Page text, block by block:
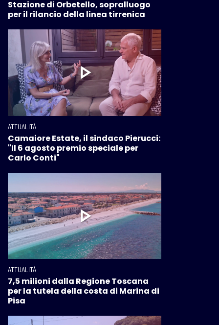
Stazione di Orbetello, sopralluogo
per il rilancio della linea tirrenica
ATTUALITÀ
Camaiore Estate, il sindaco Pierucci:
"Il 6 agosto premio speciale per
Carlo Conti"
ATTUALITÀ
7,5 milioni dalla Regione Toscana
per la tutela della costa di Marina di
Pisa